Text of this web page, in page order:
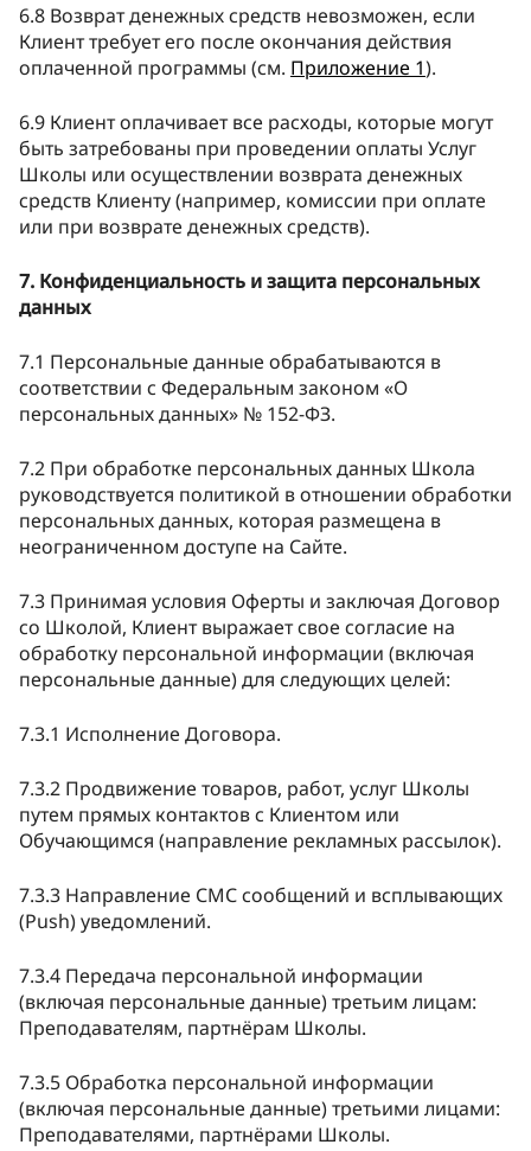
6.8 Возврат денежных средств невозможен, если
Клиент требует его после окончания действия
оплаченной программы (см. Приложение 1).
6.9 Клиент оплачивает все расходы, которые могут
быть затребованы при проведении оплаты Услуг
Школы или осуществлении возврата денежных
средств Клиенту (например, комиссии при оплате
или при возврате денежных средств).
7. Конфиденциальность и защита персональных
данных
7.1 Персональные данные обрабатываются в
соответствии с Федеральным законом «О
персональных данных» № 152-ФЗ.
7.2 При обработке персональных данных Школа
руководствуется политикой в отношении обработки
персональных данных, которая размещена в
неограниченном доступе на Сайте.
7.3 Принимая условия Оферты и заключая Договор
со Школой, Клиент выражает свое согласие на
обработку персональной информации (включая
персональные данные) для следующих целей:
7.3.1 Исполнение Договора.
7.3.2 Продвижение товаров, работ, услуг Школы
путем прямых контактов с Клиентом или
Обучающимся (направление рекламных рассылок).
7.3.3 Направление СМС сообщений и всплывающих
(Push) уведомлений.
7.3.4 Передача персональной информации
(включая персональные данные) третьим лицам:
Преподавателям, партнёрам Школы.
7.3.5 Обработка персональной информации
(включая персональные данные) третьими лицами:
Преподавателями, партнёрами Школы.